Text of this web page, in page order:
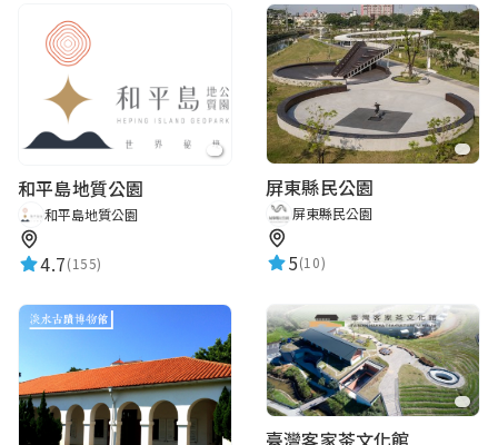
和平島地質公園
和平島地質公園
4.7(155)
屏東縣民公園
屏東縣民公園
5(10)